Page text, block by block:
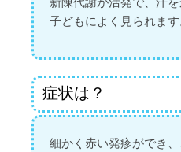
子どもによく見られます
症状は？
細かく赤い発疹ができ